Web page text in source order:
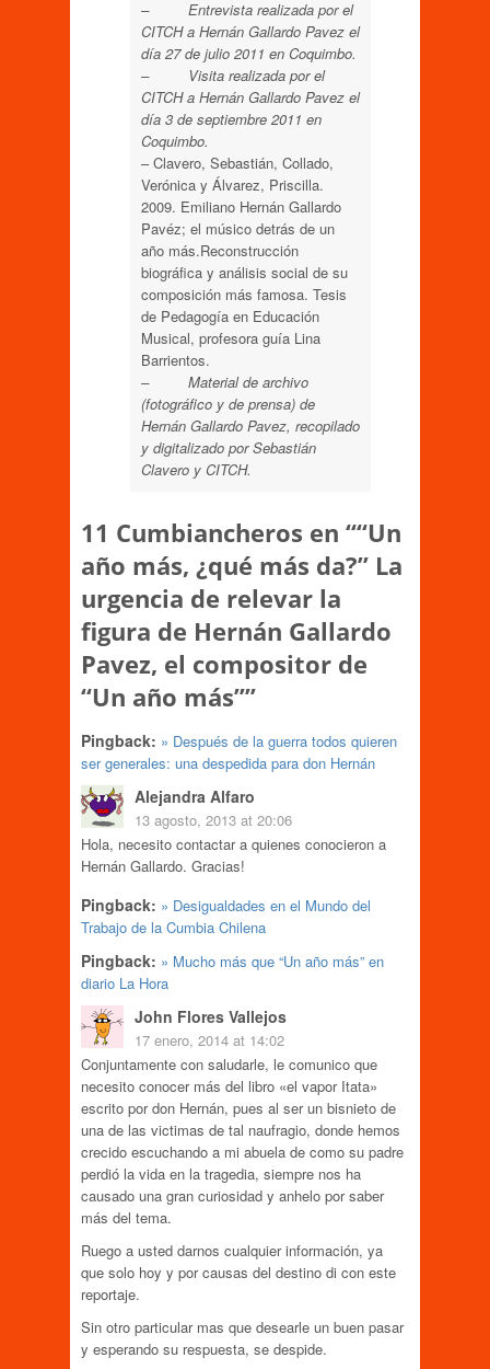
– Entrevista realizada por el
CITCH a Hernán Gallardo Pavez el
día 27 de julio 2011 en Coquimbo.
– Visita realizada por el
CITCH a Hernán Gallardo Pavez el
día 3 de septiembre 2011 en
Coquimbo.
–Clavero, Sebastián, Collado,
Verónica y Álvarez, Priscilla.
2009. Emiliano Hernán Gallardo
Pavéz; el músico detrás de un
año más.Reconstrucción
biográfica y análisis social de su
composición más famosa. Tesis
de Pedagogía en Educación
Musical, profesora guía Lina
Barrientos.
– Material de archivo
(fotográfico y de prensa) de
Hernán Gallardo Pavez, recopilado
y digitalizado por Sebastián
Clavero y CITCH.
11 Cumbiancheros en ““Un
año más, ¿qué más da?” La
urgencia de relevar la
figura de Hernán Gallardo
Pavez, el compositor de
“Un año más””
Pingback: » Después de la guerra todos quieren
ser generales: una despedida para don Hernán
Alejandra Alfaro
13 agosto, 2013 at 20:06
Hola, necesito contactar a quienes conocieron a
Hernán Gallardo. Gracias!
Pingback: » Desigualdades en el Mundo del
Trabajo de la Cumbia Chilena
Pingback: » Mucho más que “Un año más” en
diario La Hora
John Flores Vallejos
17 enero, 2014 at 14:02
Conjuntamente con saludarle, le comunico que
necesito conocer más del libro «el vapor Itata»
escrito por don Hernán, pues al ser un bisnieto de
una de las victimas de tal naufragio, donde hemos
crecido escuchando a mi abuela de como su padre
perdió la vida en la tragedia, siempre nos ha
causado una gran curiosidad y anhelo por saber
más del tema.
Ruego a usted darnos cualquier información, ya
que solo hoy y por causas del destino di con este
reportaje.
Sin otro particular mas que desearle un buen pasar
y esperando su respuesta, se despide.